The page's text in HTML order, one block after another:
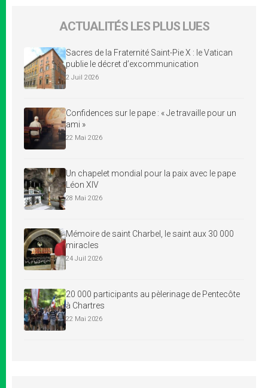
ACTUALITÉS LES PLUS LUES
Sacres de la Fraternité Saint-Pie X : le Vatican
publie le décret d’excommunication
2 Juil 2026
Confidences sur le pape : « Je travaille pour un
ami »
22 Mai 2026
Un chapelet mondial pour la paix avec le pape
Léon XIV
28 Mai 2026
Mémoire de saint Charbel, le saint aux 30 000
miracles
24 Juil 2026
20 000 participants au pèlerinage de Pentecôte
à Chartres
22 Mai 2026